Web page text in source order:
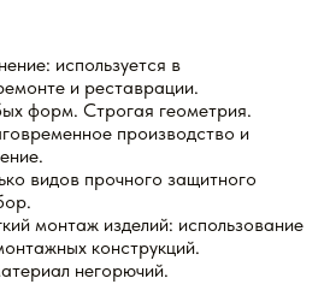
используется в
и реставрации.
форм. Строгая геометрия.
производство и
видов прочного защитного
монтаж изделий: использование
конструкций.
негорючий.